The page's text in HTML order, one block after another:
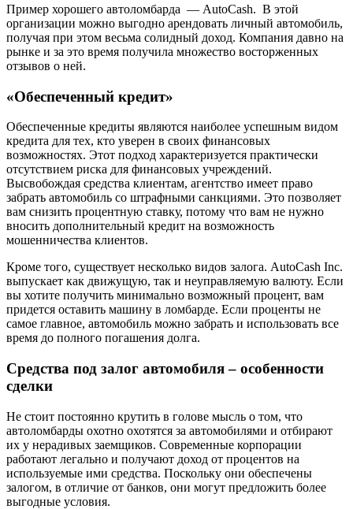
Пример хорошего автоломбарда — AutoCash. В этой
организации можно выгодно арендовать личный автомобиль,
получая при этом весьма солидный доход. Компания давно на
рынке и за это время получила множество восторженных
отзывов о ней.
«Обеспеченный кредит»
Обеспеченные кредиты являются наиболее успешным видом
кредита для тех, кто уверен в своих финансовых
возможностях. Этот подход характеризуется практически
отсутствием риска для финансовых учреждений.
Высвобождая средства клиентам, агентство имеет право
забрать автомобиль со штрафными санкциями. Это позволяет
вам снизить процентную ставку, потому что вам не нужно
вносить дополнительный кредит на возможность
мошенничества клиентов.
Кроме того, существует несколько видов залога. AutoCash Inc.
выпускает как движущую, так и неуправляемую валюту. Если
вы хотите получить минимально возможный процент, вам
придется оставить машину в ломбарде. Если проценты не
самое главное, автомобиль можно забрать и использовать все
время до полного погашения долга.
Средства под залог автомобиля – особенности
сделки
Не стоит постоянно крутить в голове мысль о том, что
автоломбарды охотно охотятся за автомобилями и отбирают
их у нерадивых заемщиков. Современные корпорации
работают легально и получают доход от процентов на
используемые ими средства. Поскольку они обеспечены
залогом, в отличие от банков, они могут предложить более
выгодные условия.